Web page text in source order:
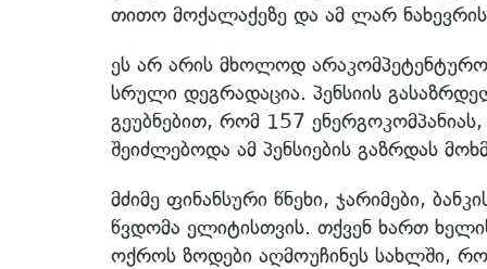
თითო მოქალაქეზე და ამ ლარ
ეს არ არის მხოლოდ
სრული დეგრადაცია. პენსიის
გეუბნებით, რომ 157
შეიძლებოდა ამ პენსიების გაზრდას
მძიმე ფინანსური წნეხი, ჯარიმები,
წვდომა ელიტისთვის. თქვენ ხართ
ოქროს ზოდები აღმოუჩინეს სახლში,